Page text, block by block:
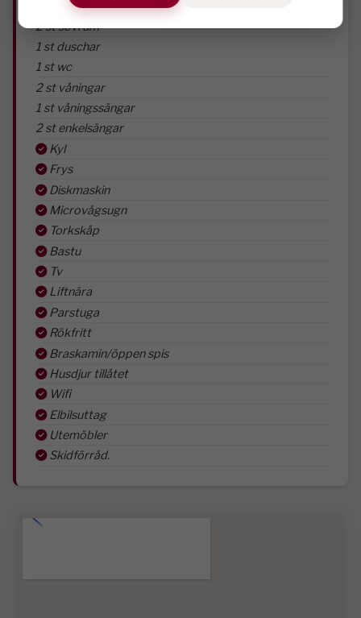
2 st sovrum
1 st duschar
1 st wc
2 st våningar
1 st våningssängar
2 st enkelsängar
Kyl
Frys
Diskmaskin
Microvågsugn
Torkskåp
Bastu
Tv
Liftnära
Parstuga
Rökfritt
Braskamin/öppen spis
Husdjur tillåtet
Wifi
Elbilsuttag
Utemöbler
Skidförråd.